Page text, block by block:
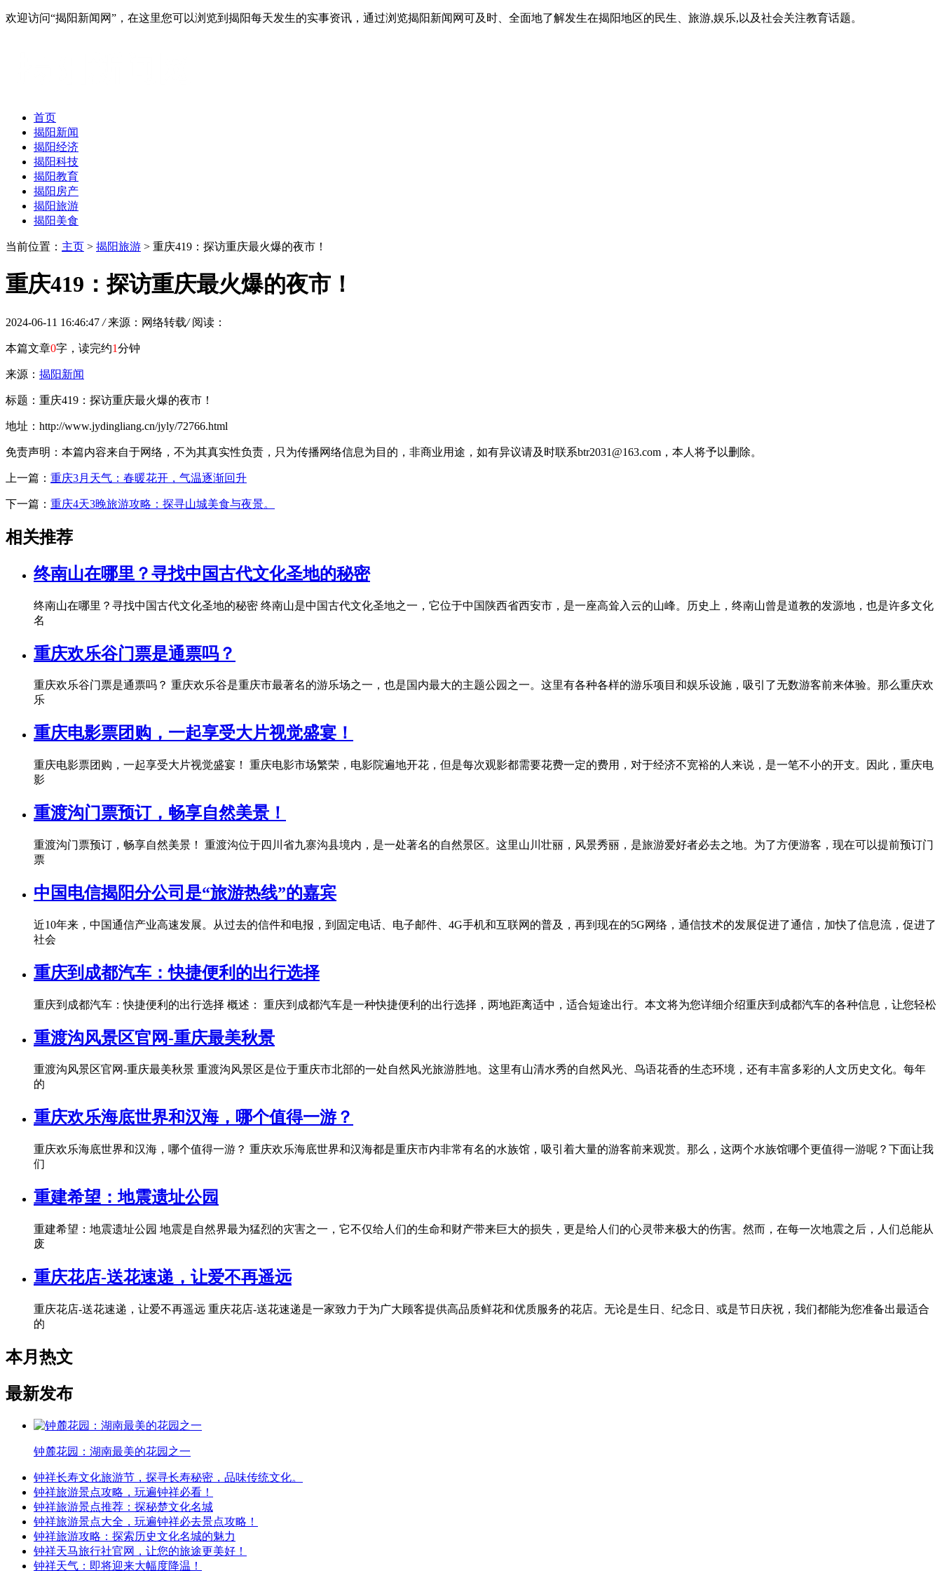
欢迎访问“揭阳新闻网”，在这里您可以浏览到揭阳每天发生的实事资讯，通过浏览揭阳新闻网可及时、全面地了解发生在揭阳地区的民生、旅游,娱乐,以及社会关注教育话题。
首页
揭阳新闻
揭阳经济
揭阳科技
揭阳教育
揭阳房产
揭阳旅游
揭阳美食
当前位置： 主页 > 揭阳旅游 > 重庆419：探访重庆最火爆的夜市！
重庆419：探访重庆最火爆的夜市！
2024-06-11 16:46:47 / 来源：网络转载/ 阅读：
本篇文章0字，读完约1分钟
来源： 揭阳新闻
标题：重庆419：探访重庆最火爆的夜市！
地址：http://www.jydingliang.cn/jyly/72766.html
免责声明：本篇内容来自于网络，不为其真实性负责，只为传播网络信息为目的，非商业用途，如有异议请及时联系btr2031@163.com，本人将予以删除。
上一篇： 重庆3月天气：春暖花开，气温逐渐回升
下一篇： 重庆4天3晚旅游攻略：探寻山城美食与夜景。
相关推荐
终南山在哪里？寻找中国古代文化圣地的秘密
终南山在哪里？寻找中国古代文化圣地的秘密 终南山是中国古代文化圣地之一，它位于中国陕西省西安市，是一座高耸入云的山峰。历史上，终南山曾是道教的发源地，也是许多文化
名
重庆欢乐谷门票是通票吗？
重庆欢乐谷门票是通票吗？ 重庆欢乐谷是重庆市最著名的游乐场之一，也是国内最大的主题公园之一。这里有各种各样的游乐项目和娱乐设施，吸引了无数游客前来体验。那么重庆欢
乐
重庆电影票团购，一起享受大片视觉盛宴！
重庆电影票团购，一起享受大片视觉盛宴！ 重庆电影市场繁荣，电影院遍地开花，但是每次观影都需要花费一定的费用，对于经济不宽裕的人来说，是一笔不小的开支。因此，重庆电
影
重渡沟门票预订，畅享自然美景！
重渡沟门票预订，畅享自然美景！ 重渡沟位于四川省九寨沟县境内，是一处著名的自然景区。这里山川壮丽，风景秀丽，是旅游爱好者必去之地。为了方便游客，现在可以提前预订门
票
中国电信揭阳分公司是“旅游热线”的嘉宾
近10年来，中国通信产业高速发展。从过去的信件和电报，到固定电话、电子邮件、4G手机和互联网的普及，再到现在的5G网络，通信技术的发展促进了通信，加快了信息流，促进了
社会
重庆到成都汽车：快捷便利的出行选择
重庆到成都汽车：快捷便利的出行选择 概述： 重庆到成都汽车是一种快捷便利的出行选择，两地距离适中，适合短途出行。本文将为您详细介绍重庆到成都汽车的各种信息，让您轻松
重渡沟风景区官网-重庆最美秋景
重渡沟风景区官网-重庆最美秋景 重渡沟风景区是位于重庆市北部的一处自然风光旅游胜地。这里有山清水秀的自然风光、鸟语花香的生态环境，还有丰富多彩的人文历史文化。每年
的
重庆欢乐海底世界和汉海，哪个值得一游？
重庆欢乐海底世界和汉海，哪个值得一游？ 重庆欢乐海底世界和汉海都是重庆市内非常有名的水族馆，吸引着大量的游客前来观赏。那么，这两个水族馆哪个更值得一游呢？下面让我
们
重建希望：地震遗址公园
重建希望：地震遗址公园 地震是自然界最为猛烈的灾害之一，它不仅给人们的生命和财产带来巨大的损失，更是给人们的心灵带来极大的伤害。然而，在每一次地震之后，人们总能从
废
重庆花店-送花速递，让爱不再遥远
重庆花店-送花速递，让爱不再遥远 重庆花店-送花速递是一家致力于为广大顾客提供高品质鲜花和优质服务的花店。无论是生日、纪念日、或是节日庆祝，我们都能为您准备出最适合
的
本月热文
最新发布
钟麓花园：湖南最美的花园之一
钟祥长寿文化旅游节，探寻长寿秘密，品味传统文化。
钟祥旅游景点攻略，玩遍钟祥必看！
钟祥旅游景点推荐：探秘楚文化名城
钟祥旅游景点大全，玩遍钟祥必去景点攻略！
钟祥旅游攻略：探索历史文化名城的魅力
钟祥天马旅行社官网，让您的旅途更美好！
钟祥天气：即将迎来大幅度降温！